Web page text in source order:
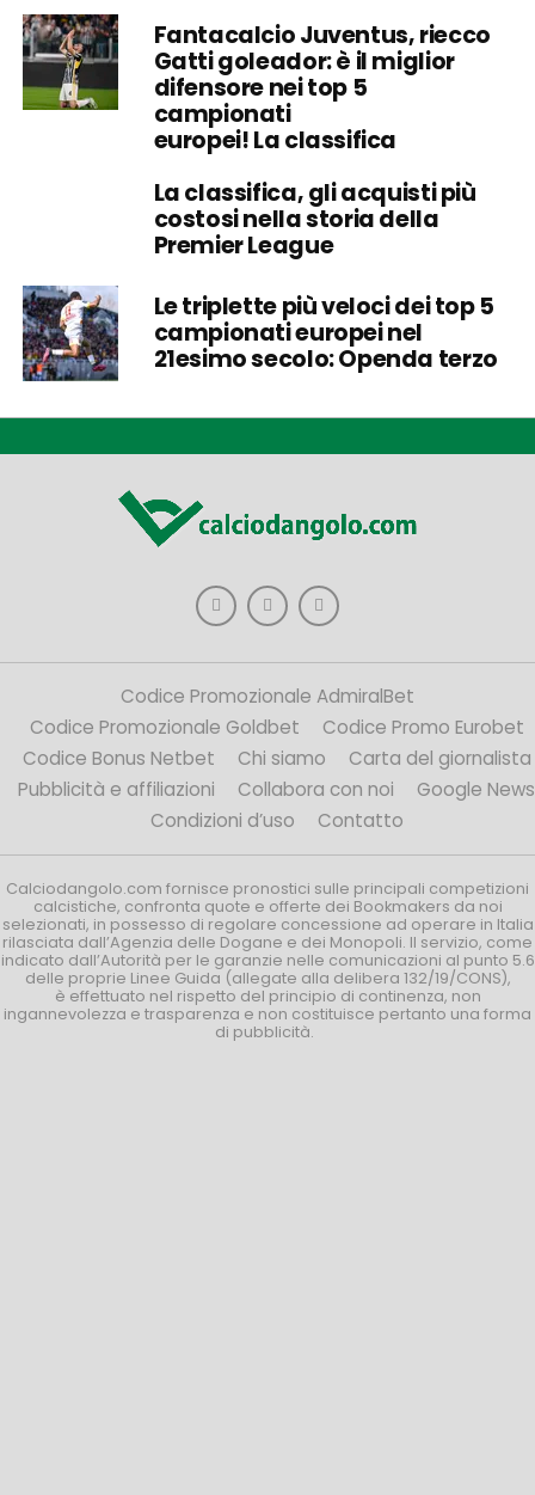
Fantacalcio Juventus, riecco
Gatti goleador: è il miglior
difensore nei top 5
campionati
europei! La classifica
La classifica, gli acquisti più
costosi nella storia della
Premier League
Le triplette più veloci dei top 5
campionati europei nel
21esimo secolo: Openda terzo
Codice Promozionale AdmiralBet
Codice Promozionale Goldbet
Codice Promo Eurobet
Codice Bonus Netbet
Chi siamo
Carta del giornalista
Pubblicità e affiliazioni
Collabora con noi
Google News
Condizioni d’uso
Contatto
Calciodangolo.com fornisce pronostici sulle principali competizioni
calcistiche, confronta quote e offerte dei Bookmakers da noi
selezionati, in possesso di regolare concessione ad operare in Italia
rilasciata dall’Agenzia delle Dogane e dei Monopoli. Il servizio, come
indicato dall’Autorità per le garanzie nelle comunicazioni al punto 5.6
delle proprie Linee Guida (allegate alla delibera 132/19/CONS),
è effettuato nel rispetto del principio di continenza, non
ingannevolezza e trasparenza e non costituisce pertanto una forma
di pubblicità.